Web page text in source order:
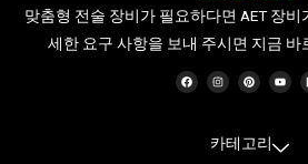
맞춤형 전술 장비가 필요하다면 AET 장
세한 요구 사항을 보내 주시면 지금 바
F
a
c
인
스
타
P
i
n
e
s
유
튜
브
카테고리